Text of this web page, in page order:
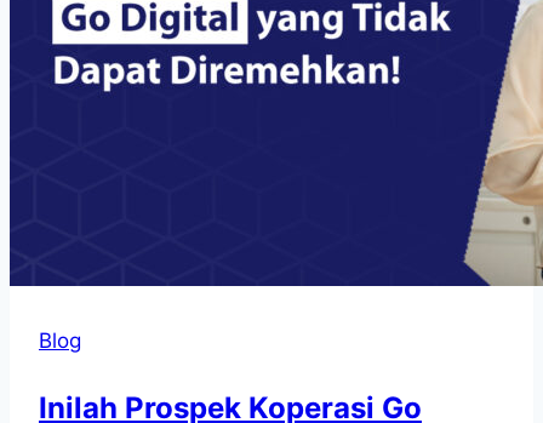
Blog
Inilah Prospek Koperasi Go